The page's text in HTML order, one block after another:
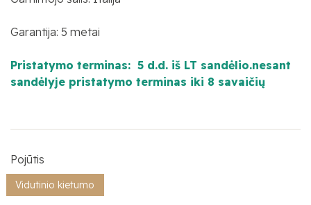
Garantija: 5 metai
Pristatymo terminas: 5 d.d. iš LT sandėlio.nesant
sandėlyje pristatymo terminas iki 8 savaičių
Pojūtis
Vidutinio kietumo